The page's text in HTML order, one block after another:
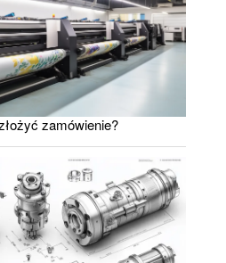
zamówienie?